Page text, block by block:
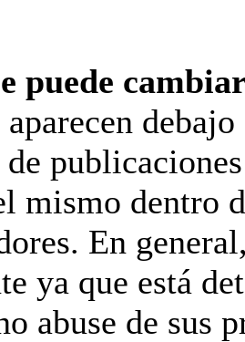
puede
mismo dentro
En
ya que está
abuse de sus